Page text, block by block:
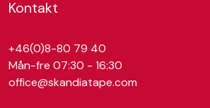
Kontakt
+46(0)8-80 79 40
Mån-fre 07:30 - 16:30
office@skandiatape.com